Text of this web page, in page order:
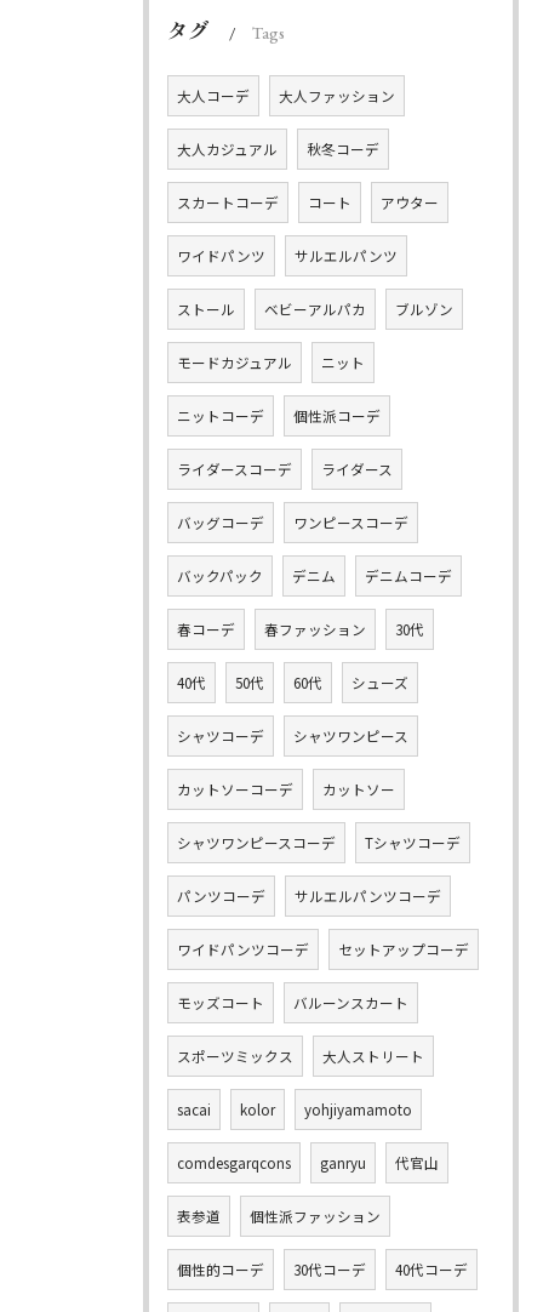
タグ Tags
大人コーデ 大人ファッション
大人カジュアル 秋冬コーデ
スカートコーデ コート アウター
ワイドパンツ サルエルパンツ
ストール ベビーアルパカ ブルゾン
モードカジュアル ニット
ニットコーデ 個性派コーデ
ライダースコーデ ライダース
バッグコーデ ワンピースコーデ
バックパック デニム デニムコーデ
春コーデ 春ファッション 30代
40代 50代 60代 シューズ
シャツコーデ シャツワンピース
カットソーコーデ カットソー
シャツワンピースコーデ Tシャツコーデ
パンツコーデ サルエルパンツコーデ
ワイドパンツコーデ セットアップコーデ
モッズコート バルーンスカート
スポーツミックス 大人ストリート
sacai kolor yohjiyamamoto
comdesgarqcons ganryu 代官山
表参道 個性派ファッション
個性的コーデ 30代コーデ 40代コーデ